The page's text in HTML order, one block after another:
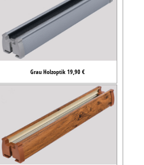
Grau Holzoptik 19,90 €